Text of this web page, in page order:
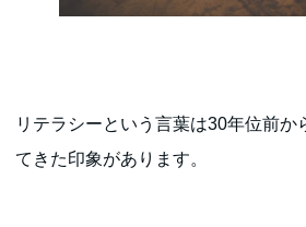
リテラシーという言葉は30年位前か
てきた印象があります。